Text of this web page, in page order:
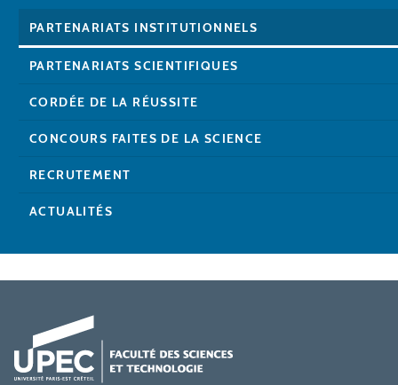
PARTENARIATS INSTITUTIONNELS
PARTENARIATS SCIENTIFIQUES
CORDÉE DE LA RÉUSSITE
CONCOURS FAITES DE LA SCIENCE
RECRUTEMENT
ACTUALITÉS